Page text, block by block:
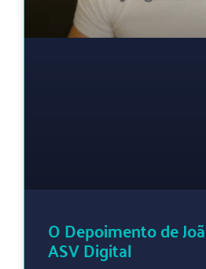
O Depoimento de
ASV Digital